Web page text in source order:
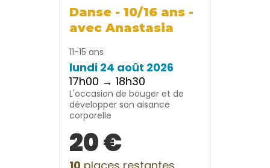
Danse - 10/16 ans -
avec Anastasia
11-15 ans
lundi 24 août 2026
17h00 → 18h30
L'occasion de bouger et de
développer son aisance
corporelle
20 €